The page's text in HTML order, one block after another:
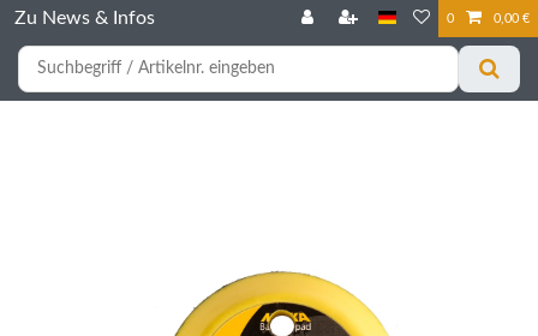
Zu News & Infos 0 0,00 €
Für bessere Preise HIER registrieren!